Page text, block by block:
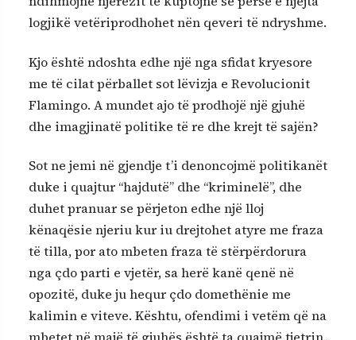
logjikë vetëriprodhohet nën qeveri të ndryshme.
Kjo është ndoshta edhe një nga sfidat kryesore
me të cilat përballet sot lëvizja e Revolucionit
Flamingo. A mundet ajo të prodhojë një gjuhë
dhe imagjinatë politike të re dhe krejt të sajën?
Sot ne jemi në gjendje t’i denoncojmë politikanët
duke i quajtur “hajdutë” dhe “kriminelë”, dhe
duhet pranuar se përjeton edhe një lloj
kënaqësie njeriu kur iu drejtohet atyre me fraza
të tilla, por ato mbeten fraza të stërpërdorura
nga çdo parti e vjetër, sa herë kanë qenë në
opozitë, duke ju hequr çdo domethënie me
kalimin e viteve. Kështu, ofendimi i vetëm që na